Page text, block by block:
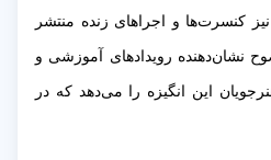
کنسرت‌ها و اجراهای زنده منتشر
نشان‌دهنده رویدادهای آموزشی و
این انگیزه را می‌دهد که در